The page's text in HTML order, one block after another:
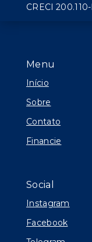
Menu
Início
Sobre
Contato
Financie
Social
Instagram
Facebook
CRECI